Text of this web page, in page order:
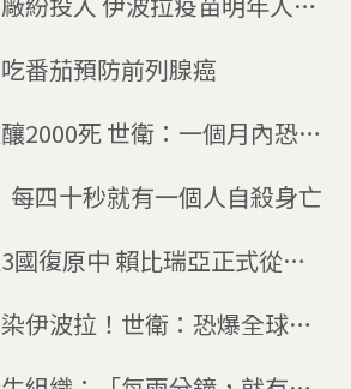
新)
番茄預防前列腺癌
世衛：一個月內恐再
每四十秒就有一個人自殺身亡
賴比瑞亞正式從疫
伊波拉！世衛：恐爆全球危